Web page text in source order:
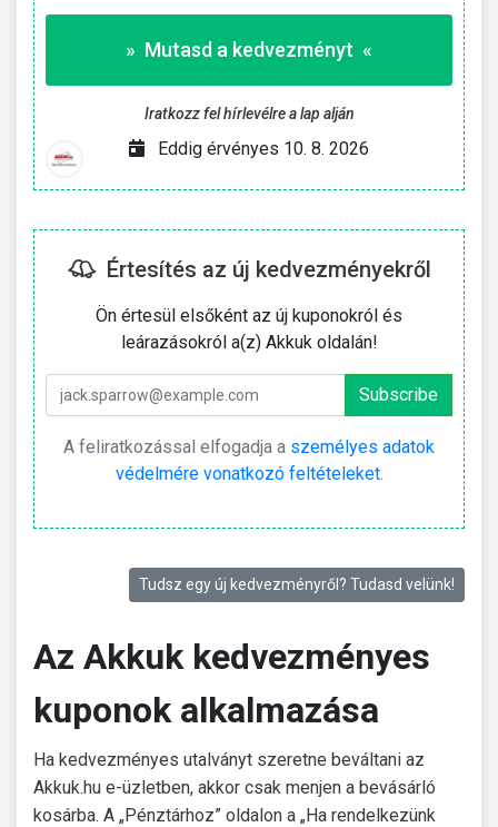
» Mutasd a kedvezményt «
Iratkozz fel hírlevélre a lap alján
Eddig érvényes 10. 8. 2026
Értesítés az új kedvezményekről
Ön értesül elsőként az új kuponokról és
leárazásokról a(z) Akkuk oldalán!
A feliratkozással elfogadja a személyes adatok
védelmére vonatkozó feltételeket.
Tudsz egy új kedvezményről? Tudasd velünk!
Az Akkuk kedvezményes
kuponok alkalmazása
Ha kedvezményes utalványt szeretne beváltani az
Akkuk.hu e-üzletben, akkor csak menjen a bevásárló
kosárba. A „Pénztárhoz” oldalon a „Ha rendelkezünk